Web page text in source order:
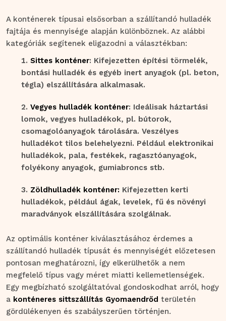
A konténerek típusai elsősorban a szállítandó hulladék
fajtája és mennyisége alapján különböznek. Az alábbi
kategóriák segítenek eligazodni a választékban:
Sittes konténer: Kifejezetten építési törmelék,
bontási hulladék és egyéb inert anyagok (pl. beton,
tégla) elszállítására alkalmasak.
Vegyes hulladék konténer: Ideálisak háztartási
lomok, vegyes hulladékok, pl. bútorok,
csomagolóanyagok tárolására. Veszélyes
hulladékot tilos belehelyezni. Például elektronikai
hulladékok, pala, festékek, ragasztóanyagok,
folyékony anyagok, gumiabroncs stb.
Zöldhulladék konténer: Kifejezetten kerti
hulladékok, például ágak, levelek, fű és növényi
maradványok elszállítására szolgálnak.
Az optimális konténer kiválasztásához érdemes a
szállítandó hulladék típusát és mennyiségét előzetesen
pontosan meghatározni, így elkerülhetők a nem
megfelelő típus vagy méret miatti kellemetlenségek.
Egy megbízható szolgáltatóval gondoskodhat arról, hogy
a konténeres sittszállítás Gyomaendrőd területén
gördülékenyen és szabályszerűen történjen.